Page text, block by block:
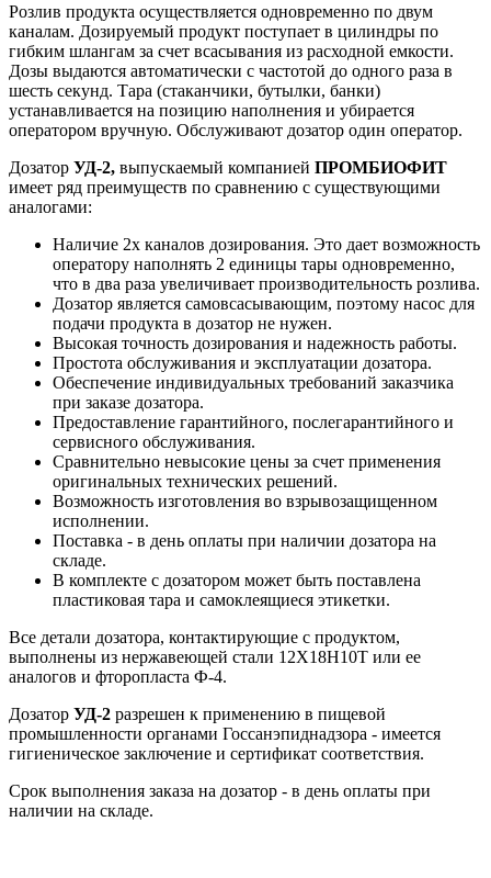
Розлив продукта осуществляется одновременно по двум
каналам. Дозируемый продукт поступает в цилиндры по
гибким шлангам за счет всасывания из расходной емкости.
Дозы выдаются автоматически с частотой до одного раза в
шесть секунд. Тара (стаканчики, бутылки, банки)
устанавливается на позицию наполнения и убирается
оператором вручную. Обслуживают дозатор один оператор.
Дозатор УД-2, выпускаемый компанией ПРОМБИОФИТ
имеет ряд преимуществ по сравнению с существующими
аналогами:
Наличие 2х каналов дозирования. Это дает возможность
оператору наполнять 2 единицы тары одновременно,
что в два раза увеличивает производительность розлива.
Дозатор является самовсасывающим, поэтому насос для
подачи продукта в дозатор не нужен.
Высокая точность дозирования и надежность работы.
Простота обслуживания и эксплуатации дозатора.
Обеспечение индивидуальных требований заказчика
при заказе дозатора.
Предоставление гарантийного, послегарантийного и
сервисного обслуживания.
Сравнительно невысокие цены за счет применения
оригинальных технических решений.
Возможность изготовления во взрывозащищенном
исполнении.
Поставка - в день оплаты при наличии дозатора на
складе.
В комплекте с дозатором может быть поставлена
пластиковая тара и самоклеящиеся этикетки.
Все детали дозатора, контактирующие с продуктом,
выполнены из нержавеющей стали 12Х18Н10Т или ее
аналогов и фторопласта Ф-4.
Дозатор УД-2 разрешен к применению в пищевой
промышленности органами Госсанэпиднадзора - имеется
гигиеническое заключение и сертификат соответствия.
Срок выполнения заказа на дозатор - в день оплаты при
наличии на складе.